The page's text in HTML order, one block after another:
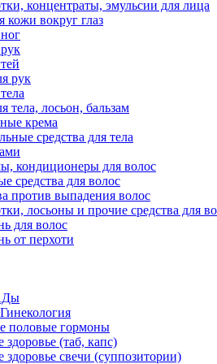
концентраты, эмульсии для лица
кожи вокруг глаз
рук
тела, лосьон, бальзам
крема
средства для тела
кондиционеры для волос
средства для волос
против выпадения волос
лосьоны и прочие средства для
для волос
от перхоти
половые гормоны
здоровье (таб, капс)
здоровье свечи (суппозитории)